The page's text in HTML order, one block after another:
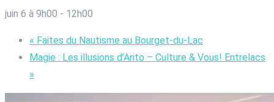
juin 6 à 9h00 - 12h00
« Faites du Nautisme au Bourget-du-Lac
Magie : Les illusions d’Anto – Culture & Vous! Entrelacs
»